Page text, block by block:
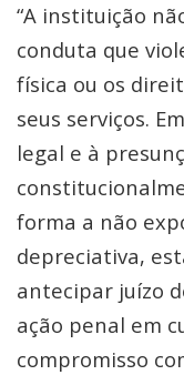
“A instituição
conduta que
física ou os
seus serviços.
legal e à
forma a não
depreciativa,
antecipar juízo
ação penal em
compromisso